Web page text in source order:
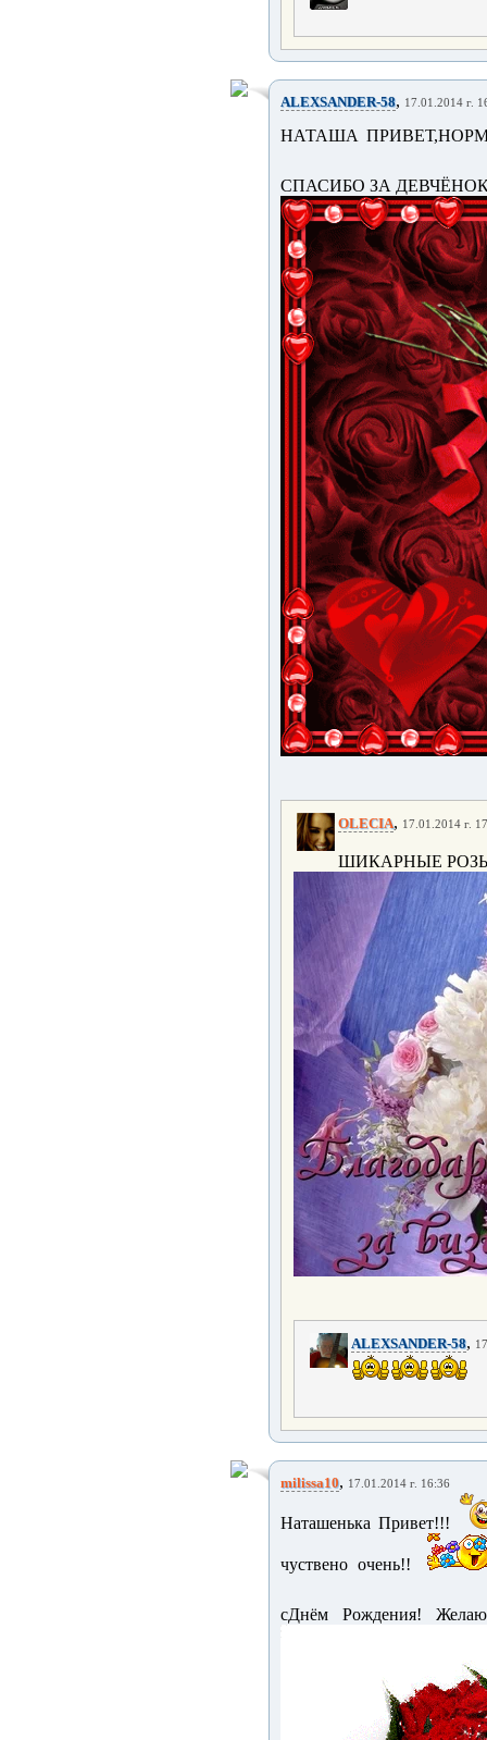
ALEXSANDER-58, 17.01.2014 г.
НАТАША
СПАСИБО ЗА
OLECIA, 17.01.2014 г.
ШИКАРНЫЕ
ALEXSANDER-58,
milissa10, 17.01.2014 г. 16:36
Наташенька Привет!!!
чуствено очень!!
сДнём Рождения! Желаю